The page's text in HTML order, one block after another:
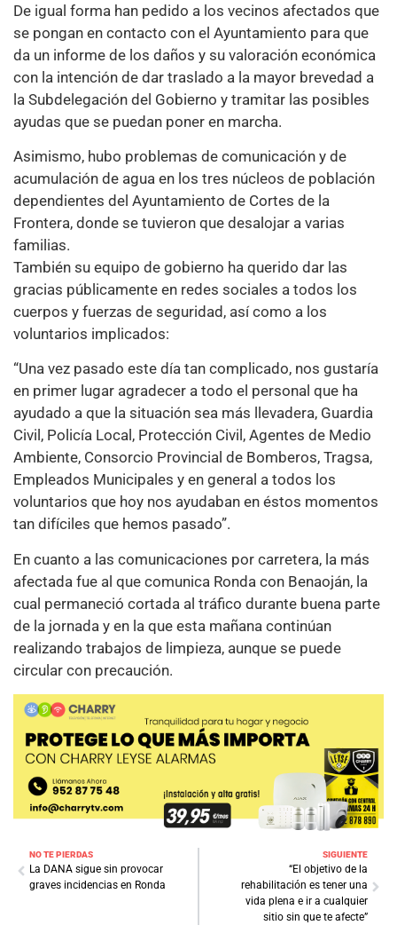
De igual forma han pedido a los vecinos afectados que
se pongan en contacto con el Ayuntamiento para que
da un informe de los daños y su valoración económica
con la intención de dar traslado a la mayor brevedad a
la Subdelegación del Gobierno y tramitar las posibles
ayudas que se puedan poner en marcha.
Asimismo, hubo problemas de comunicación y de
acumulación de agua en los tres núcleos de población
dependientes del Ayuntamiento de Cortes de la
Frontera, donde se tuvieron que desalojar a varias
familias.
También su equipo de gobierno ha querido dar las
gracias públicamente en redes sociales a todos los
cuerpos y fuerzas de seguridad, así como a los
voluntarios implicados:
“Una vez pasado este día tan complicado, nos gustaría
en primer lugar agradecer a todo el personal que ha
ayudado a que la situación sea más llevadera, Guardia
Civil, Policía Local, Protección Civil, Agentes de Medio
Ambiente, Consorcio Provincial de Bomberos, Tragsa,
Empleados Municipales y en general a todos los
voluntarios que hoy nos ayudaban en éstos momentos
tan difíciles que hemos pasado”.
En cuanto a las comunicaciones por carretera, la más
afectada fue al que comunica Ronda con Benaoján, la
cual permaneció cortada al tráfico durante buena parte
de la jornada y en la que esta mañana continúan
realizando trabajos de limpieza, aunque se puede
circular con precaución.
NO TE PIERDAS
La DANA sigue sin provocar
graves incidencias en Ronda
SIGUIENTE
“El objetivo de la
rehabilitación es tener una
vida plena e ir a cualquier
sitio sin que te afecte”